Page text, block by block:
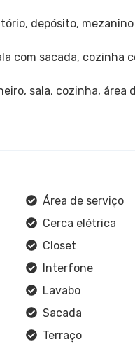
depósito,
com sacada, cozinha
sala, cozinha, área
Área de serviço
Cerca elétrica
Closet
Interfone
Lavabo
Sacada
Terraço